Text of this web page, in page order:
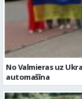
No Valmieras uz
automašīna